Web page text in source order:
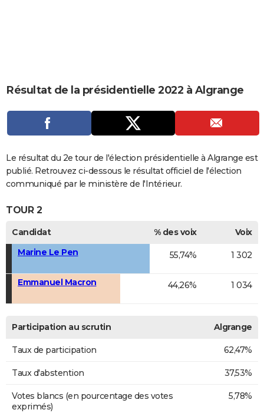
CARTE DE VOEUX
DICTIONNAIRE
Dictionnaire
Biographies
Expressions
Proverbes
PROGRAMME TV
COPAINS D'AVANT
Se connecter
Collèges
Universités
Entreprises
Service militaire
Avis de recherche
AVIS DE DÉCÈS
FORUM
Bricolage
Culture
Television
Voyage
Résultat de la présidentielle 2022 à Algrange
Le résultat du 2e tour de l'élection présidentielle à Algrange est
publié. Retrouvez ci-dessous le résultat officiel de l'élection
communiqué par le ministère de l'Intérieur.
TOUR 2
Candidat % des voix
Voix
Marine Le Pen
55,74% 1 302
Emmanuel Macron 44,26% 1 034
Participation au scrutin Algrange
Taux de participation 62,47%
Taux d'abstention 37,53%
Votes blancs (en pourcentage des votes
exprimés)
5,78%